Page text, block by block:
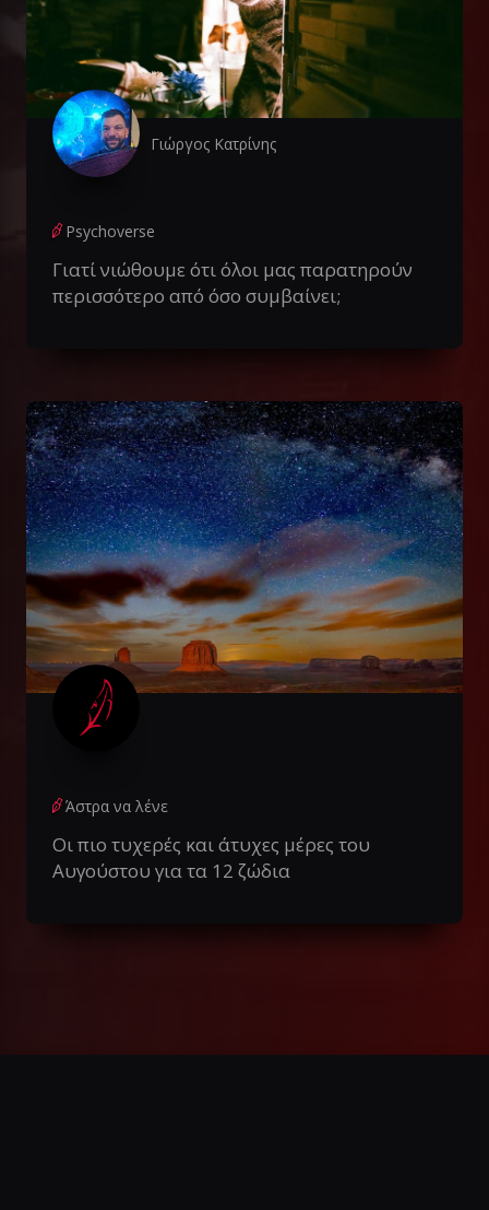
Γιώργος Κατρίνης
Psychoverse
Γιατί νιώθουμε ότι όλοι μας παρατηρούν
περισσότερο από όσο συμβαίνει;
Άστρα να λένε
Οι πιο τυχερές και άτυχες μέρες του
Αυγούστου για τα 12 ζώδια